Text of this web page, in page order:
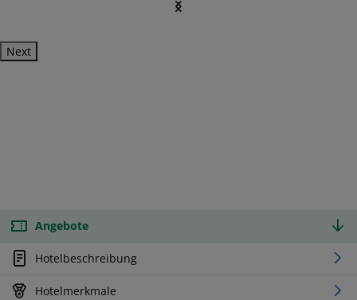
Next
Angebote
Hotelbeschreibung
Hotelmerkmale